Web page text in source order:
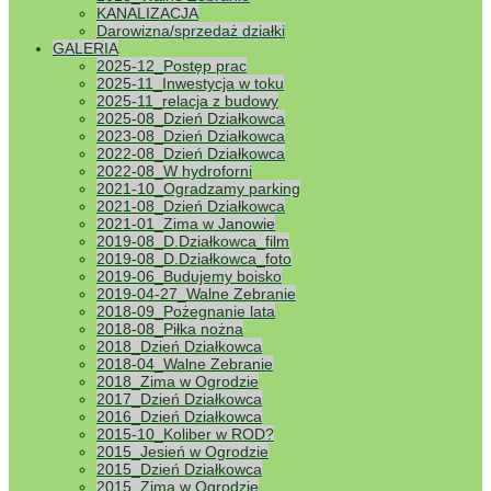
KANALIZACJA
Darowizna/sprzedaż działki
GALERIA
2025-12_Postęp prac
2025-11_Inwestycja w toku
2025-11_relacja z budowy
2025-08_Dzień Działkowca
2023-08_Dzień Działkowca
2022-08_Dzień Działkowca
2022-08_W hydroforni
2021-10_Ogradzamy parking
2021-08_Dzień Działkowca
2021-01_Zima w Janowie
2019-08_D.Działkowca_film
2019-08_D.Działkowca_foto
2019-06_Budujemy boisko
2019-04-27_Walne Zebranie
2018-09_Pożegnanie lata
2018-08_Piłka nożna
2018_Dzień Działkowca
2018-04_Walne Zebranie
2018_Zima w Ogrodzie
2017_Dzień Działkowca
2016_Dzień Działkowca
2015-10_Koliber w ROD?
2015_Jesień w Ogrodzie
2015_Dzień Działkowca
2015_Zima w Ogrodzie
kwot z oprocentowania lokat.
Po otrzymaniu w styczniu 2019 r. ostatniej faktury
przygotowujemy rozliczenie pobranej energii
elektrycznej przez poszczególnych działkowców.
Rozliczenia zostaną wysłane pod koniec lutego
2019 r.
W styczniu 2019 r. dokonano naprawy zbiorników
hydroforowych i odżelaziaczy w hydroforni
Ogrodu. Z uwagi na stopień ich zużycia konieczne
jest w roku bieżącym, po zakończeniu sezonu,
dokonanie modernizacji hydroforni, która od
początku istnienia Ogrodu przechodziła jedynie
konieczne remonty i obecnie wymaga wymiany
zbiorników i ogólnego remontu. Wstępny koszt
ustalono na poziomie 120 tysięcy złotych.
Konieczna w tym zakresie uchwała musi być
podjęta na walnym, zebraniu w kwietniu 2019 r.
W roku 2018 PGW Wody Polskie Zarząd Zlewni
w Chojnicach ustaliły opłaty stałe i zmienne za
pobór wody przez ROD „Camping”. Opłata stała
za cztery kwartały 2018 r. wyniosła 1420,00 zł, a
opłata zmienna wynikająca z faktycznego zużycia
wody za trzy kwartały 2018 r. wyniosła ogółem
1388,00 zł.